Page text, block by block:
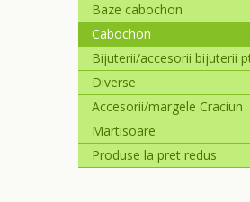
Baze cabochon
Cabochon
Bijuterii/accesorii bijuterii
Diverse
Accesorii/margele Craciun
Martisoare
Produse la pret redus